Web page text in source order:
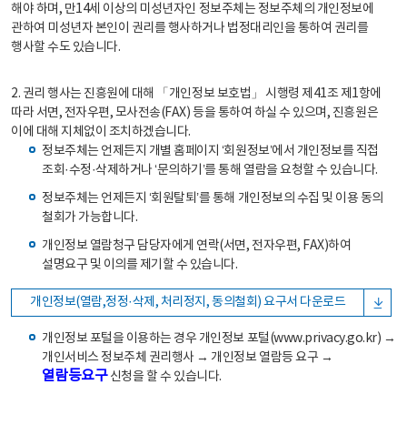
해야 하며, 만14세 이상의 미성년자인 정보주체는 정보주체의 개인정보에
관하여 미성년자 본인이 권리를 행사하거나 법정대리인을 통하여 권리를
행사할 수도 있습니다.
2. 권리 행사는 진흥원에 대해 「개인정보 보호법」 시행령 제41조 제1항에
따라 서면, 전자우편, 모사전송(FAX) 등을 통하여 하실 수 있으며, 진흥원은
이에 대해 지체없이 조치하겠습니다.
정보주체는 언제든지 개별 홈페이지 ‘회원정보’에서 개인정보를 직접
조회·수정·삭제하거나 ‘문의하기’를 통해 열람을 요청할 수 있습니다.
정보주체는 언제든지 ‘회원탈퇴’를 통해 개인정보의 수집 및 이용 동의
철회가 가능합니다.
개인정보 열람청구 담당자에게 연락(서면, 전자우편, FAX)하여
설명요구 및 이의를 제기할 수 있습니다.
개인정보(열람,정정·삭제, 처리정지, 동의철회) 요구서 다운로드
개인정보 포털을 이용하는 경우 개인정보 포털(www.privacy.go.kr) →
개인서비스 정보주체 권리행사 → 개인정보 열람등 요구 →
열람등요구신청을 할 수 있습니다.